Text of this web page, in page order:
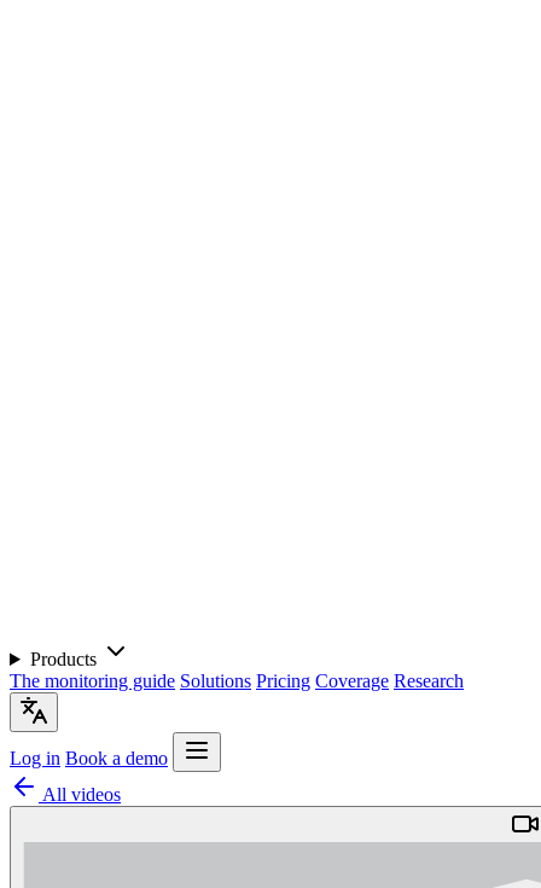
Products
The monitoring guide Solutions Pricing Coverage Research
Log in Book a demo
All videos